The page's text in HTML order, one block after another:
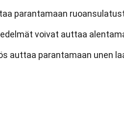
parantamaan
voivat auttaa
auttaa parantamaan unen